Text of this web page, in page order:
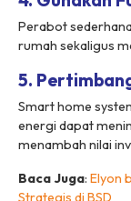
Perabot
rumah sekaligus
5.
Smart home
energi dapat
menambah nilai
Baca Juga: Elyon
Strategis di BSD